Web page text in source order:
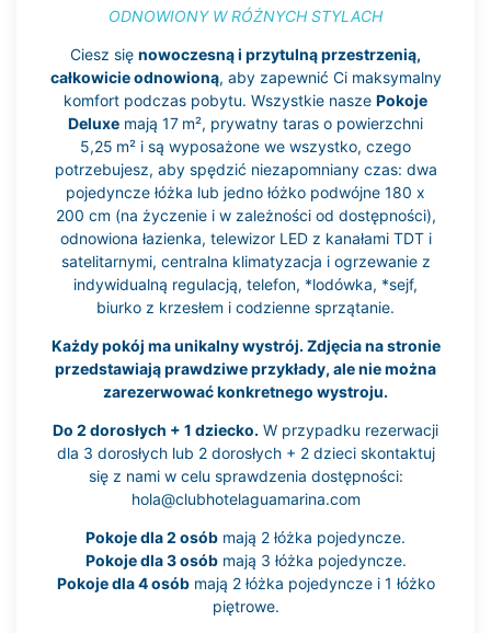
ODNOWIONY W RÓŻNYCH STYLACH
Ciesz się nowoczesną i przytulną przestrzenią,
całkowicie odnowioną, aby zapewnić Ci maksymalny
komfort podczas pobytu. Wszystkie nasze Pokoje
Deluxe mają 17 m², prywatny taras o powierzchni
5,25 m² i są wyposażone we wszystko, czego
potrzebujesz, aby spędzić niezapomniany czas: dwa
pojedyncze łóżka lub jedno łóżko podwójne 180 x
200 cm (na życzenie i w zależności od dostępności),
odnowiona łazienka, telewizor LED z kanałami TDT i
satelitarnymi, centralna klimatyzacja i ogrzewanie z
indywidualną regulacją, telefon, *lodówka, *sejf,
biurko z krzesłem i codzienne sprzątanie.
Każdy pokój ma unikalny wystrój. Zdjęcia na stronie
przedstawiają prawdziwe przykłady, ale nie można
zarezerwować konkretnego wystroju.
Do 2 dorosłych + 1 dziecko. W przypadku rezerwacji
dla 3 dorosłych lub 2 dorosłych + 2 dzieci skontaktuj
się z nami w celu sprawdzenia dostępności:
hola@clubhotelaguamarina.com
Pokoje dla 2 osób mają 2 łóżka pojedyncze.
Pokoje dla 3 osóbmają 3 łóżka pojedyncze.
Pokoje dla 4 osóbmają 2 łóżka pojedyncze i 1 łóżko
piętrowe.